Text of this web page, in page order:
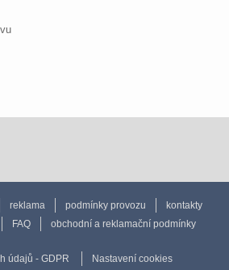
reklama podmínky provozu
kontakty
FAQ obchodní a reklamační podmínky
údajů - GDPR Nastavení cookies